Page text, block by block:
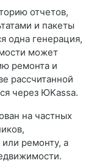
отчетов,
и пакеты
одна генерация,
может
ремонта и
рассчитанной
через ЮKassa.
на частных
ремонту, а